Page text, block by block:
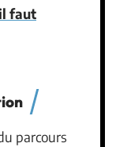
faut
parcours